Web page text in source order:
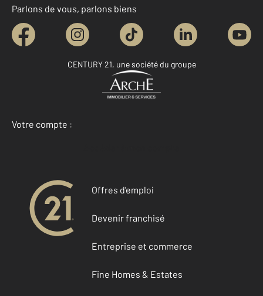
Parlons de vous, parlons biens
CENTURY 21, une société du groupe
Votre compte :
Accéder à mon compte
Offres d'emploi
Devenir franchisé
Entreprise et commerce
Fine Homes & Estates